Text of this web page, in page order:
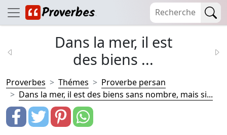
Dans la mer, il est
des biens ...
Proverbes Thémes
Proverbe persan
Dans la mer, il est des biens sans nombre, mais si...